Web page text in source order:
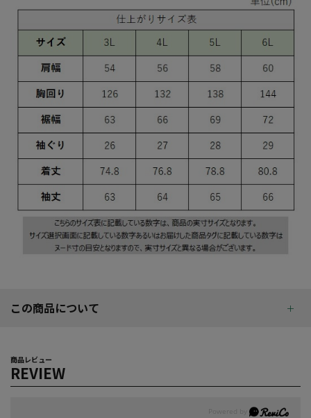
この商品について
商品レビュー
REVIEW